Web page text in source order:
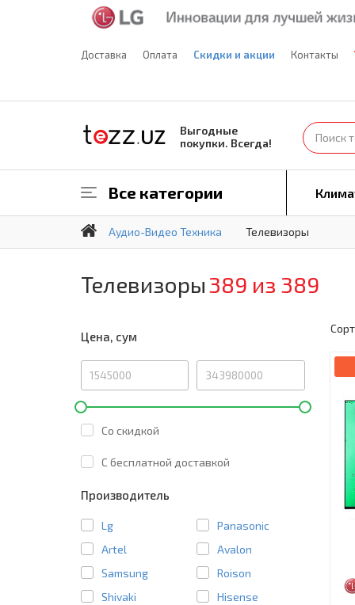
Доставка Оплата Скидки и акции Контакты
Выгодные
покупки. Всегда!
Все категории
Аудио-Видео Техника Телевизоры
Телевизоры389 из 389
Цена, сум
Со скидкой
C бесплатной доставкой
Производитель
Lg
Panasonic
Artel
Avalon
Samsung
Roison
Shivaki
Hisense